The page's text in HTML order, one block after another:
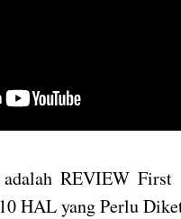
REVIEW First
HAL yang Perlu